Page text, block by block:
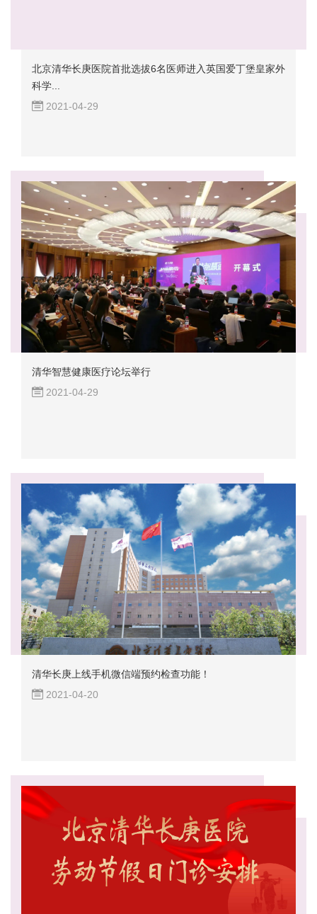
北京清华长庚医院首批选拔6名医师进入英国爱丁堡皇家外
科学...
2021-04-29
清华智慧健康医疗论坛举行
2021-04-29
清华长庚上线手机微信端预约检查功能！
2021-04-20